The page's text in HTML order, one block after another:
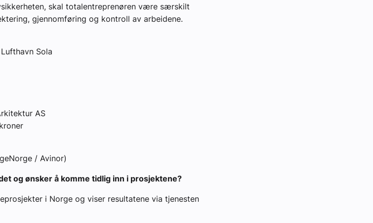
skal totalentreprenøren være særskilt
gjennomføring og kontroll av arbeidene.
Sola
AS
/ Avinor)
og ønsker å komme tidlig inn i prosjektene?
i Norge og viser resultatene via tjenesten